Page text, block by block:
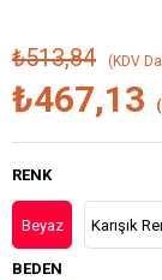
₺513,84 (KDV
₺467,13
RENK
Beyaz Karışık
BEDEN